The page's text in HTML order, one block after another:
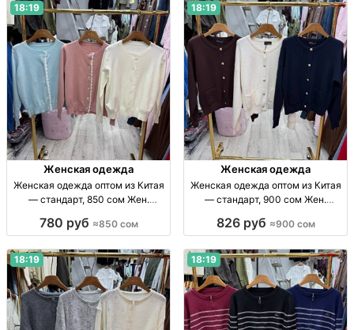
18:19
Женская одежда
Женская одежда оптом из Китая
— стандарт, 850 сом Жен.
прямые поставки, отправка по
780 руб ≈850 сом
18:19
Женская одежда
Женская одежда оптом из Китая
— стандарт, 900 сом Жен.
сом; отправка по СНГ
826 руб ≈900 сом
18:19 18:19